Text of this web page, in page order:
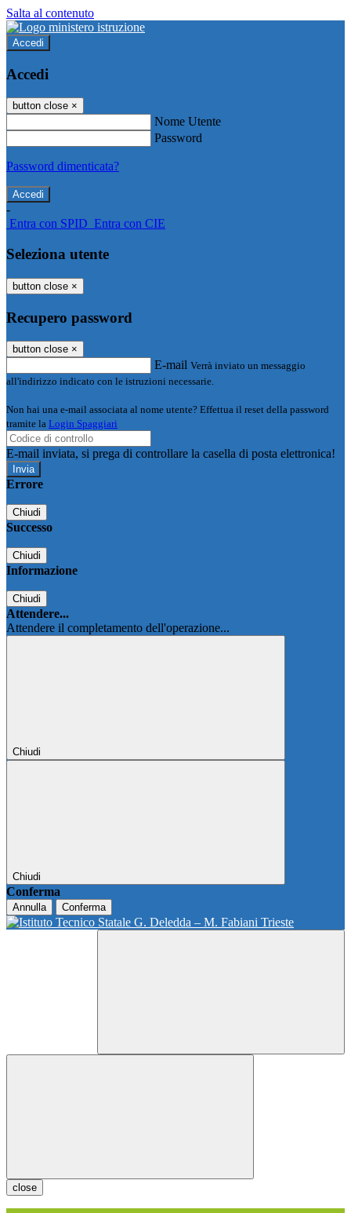
Salta al contenuto
Accedi
Accedi
button close ×
Nome Utente
Password
Password dimenticata?
-
Entra con SPID Entra con CIE
Seleziona utente
button close ×
Recupero password
button close ×
E-mail Verrà inviato un messaggio
all'indirizzo indicato con le istruzioni necessarie.
Non hai una e-mail associata al nome utente? Effettua il reset della password
tramite la Login Spaggiari
E-mail inviata, si prega di controllare la casella di posta elettronica!
Errore
Chiudi
Successo
Chiudi
Informazione
Chiudi
Attendere...
Attendere il completamento dell'operazione...
Chiudi
Chiudi
Conferma
Annulla Conferma
close